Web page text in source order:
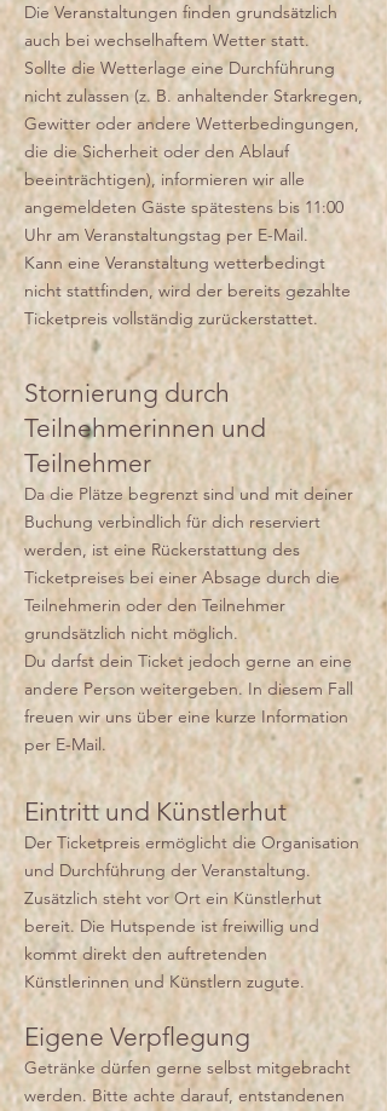
Die Veranstaltungen finden grundsätzlich
auch bei wechselhaftem Wetter statt.
Sollte die Wetterlage eine Durchführung
nicht zulassen (z. B. anhaltender Starkregen,
Gewitter oder andere Wetterbedingungen,
die die Sicherheit oder den Ablauf
beeinträchtigen), informieren wir alle
angemeldeten Gäste spätestens bis 11:00
Uhr am Veranstaltungstag per E-Mail.
Kann eine Veranstaltung wetterbedingt
nicht stattfinden, wird der bereits gezahlte
Ticketpreis vollständig zurückerstattet.
Stornierung durch
Teilnehmerinnen und
Teilnehmer
Da die Plätze begrenzt sind und mit deiner
Buchung verbindlich für dich reserviert
werden, ist eine Rückerstattung des
Ticketpreises bei einer Absage durch die
Teilnehmerin oder den Teilnehmer
grundsätzlich nicht möglich.
Du darfst dein Ticket jedoch gerne an eine
andere Person weitergeben. In diesem Fall
freuen wir uns über eine kurze Information
per E-Mail.
Eintritt und Künstlerhut
Der Ticketpreis ermöglicht die Organisation
und Durchführung der Veranstaltung.
Zusätzlich steht vor Ort ein Künstlerhut
bereit. Die Hutspende ist freiwillig und
kommt direkt den auftretenden
Künstlerinnen und Künstlern zugute.
Eigene Verpflegung
Getränke dürfen gerne selbst mitgebracht
werden. Bitte achte darauf, entstandenen